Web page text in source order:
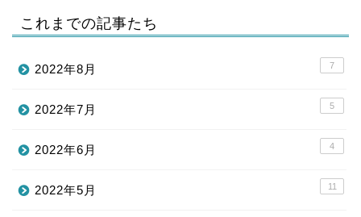
これまでの記事たち
2022年8月 7
2022年7月 5
2022年6月 4
2022年5月 11